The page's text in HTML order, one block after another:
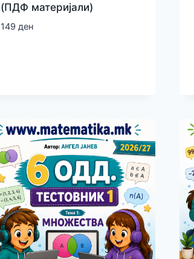
(ПДФ материјали)
149 ден